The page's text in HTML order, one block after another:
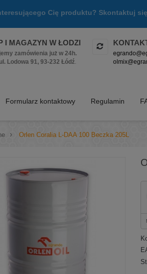
Cię produktu? Skontaktuj
I MAGAZYN W ŁODZI
zamówienia już w 24h.
Lodowa 91, 93-232 Łódź.
Formularz kontaktowy Regulamin
> Orlen Coralia L-DAA 100 Beczka 205L